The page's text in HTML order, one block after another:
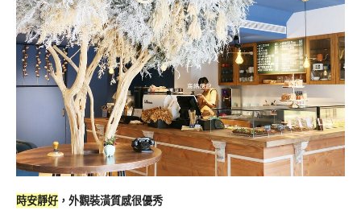
時安靜好 ，外觀裝潢質感很優秀